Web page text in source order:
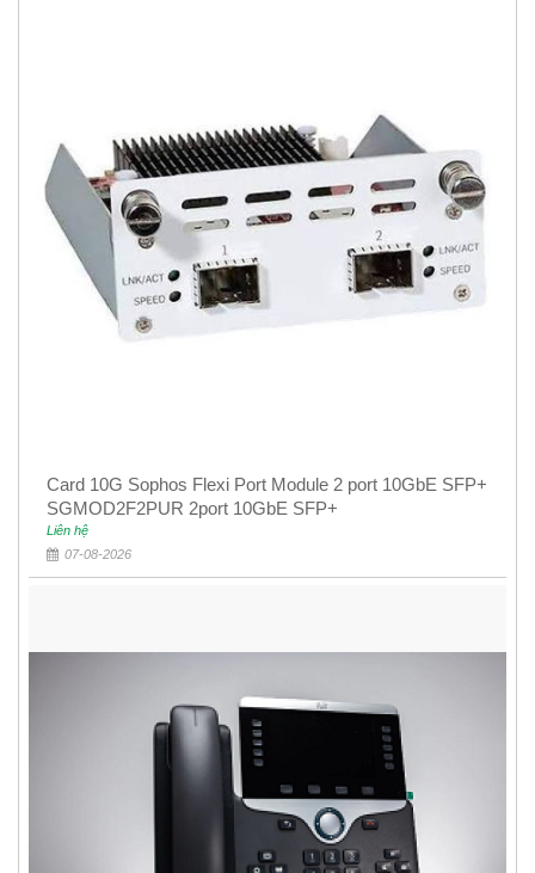
Card 10G Sophos Flexi Port Module 2 port 10GbE SFP+
SGMOD2F2PUR 2port 10GbE SFP+
Liên hệ
07-08-2026